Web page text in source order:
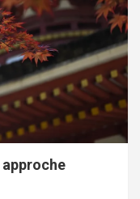
approche